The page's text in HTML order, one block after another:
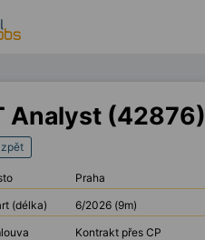
Analyst (42876)
zpět
Praha
(délka)
6/2026 (9m)
Kontrakt přes CP